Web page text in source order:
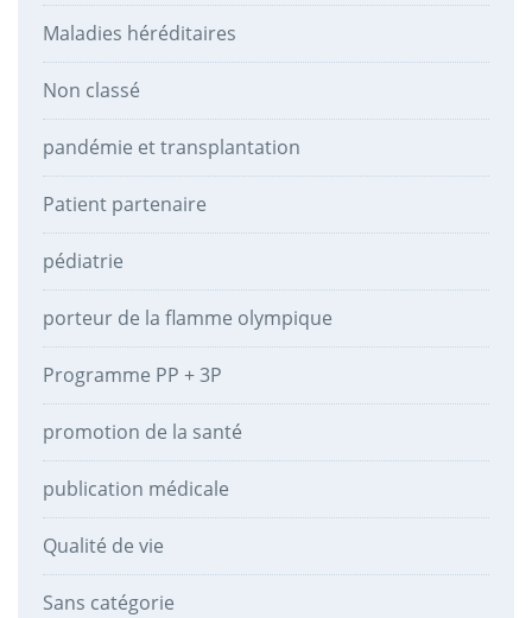
Maladies héréditaires
Non classé
pandémie et transplantation
Patient partenaire
pédiatrie
porteur de la flamme olympique
Programme PP + 3P
promotion de la santé
publication médicale
Qualité de vie
Sans catégorie